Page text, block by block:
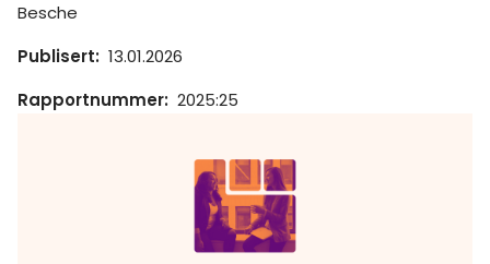
Besche
Publisert: 13.01.2026
Rapportnummer: 2025:25